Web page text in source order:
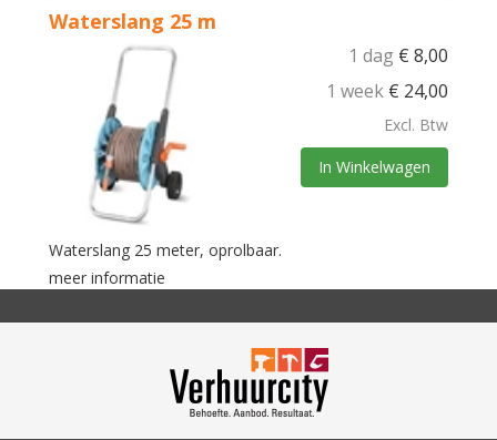
Waterslang 25 m
1 dag € 8,00
1 week € 24,00
Excl. Btw
In Winkelwagen
Waterslang 25 meter, oprolbaar.
meer informatie